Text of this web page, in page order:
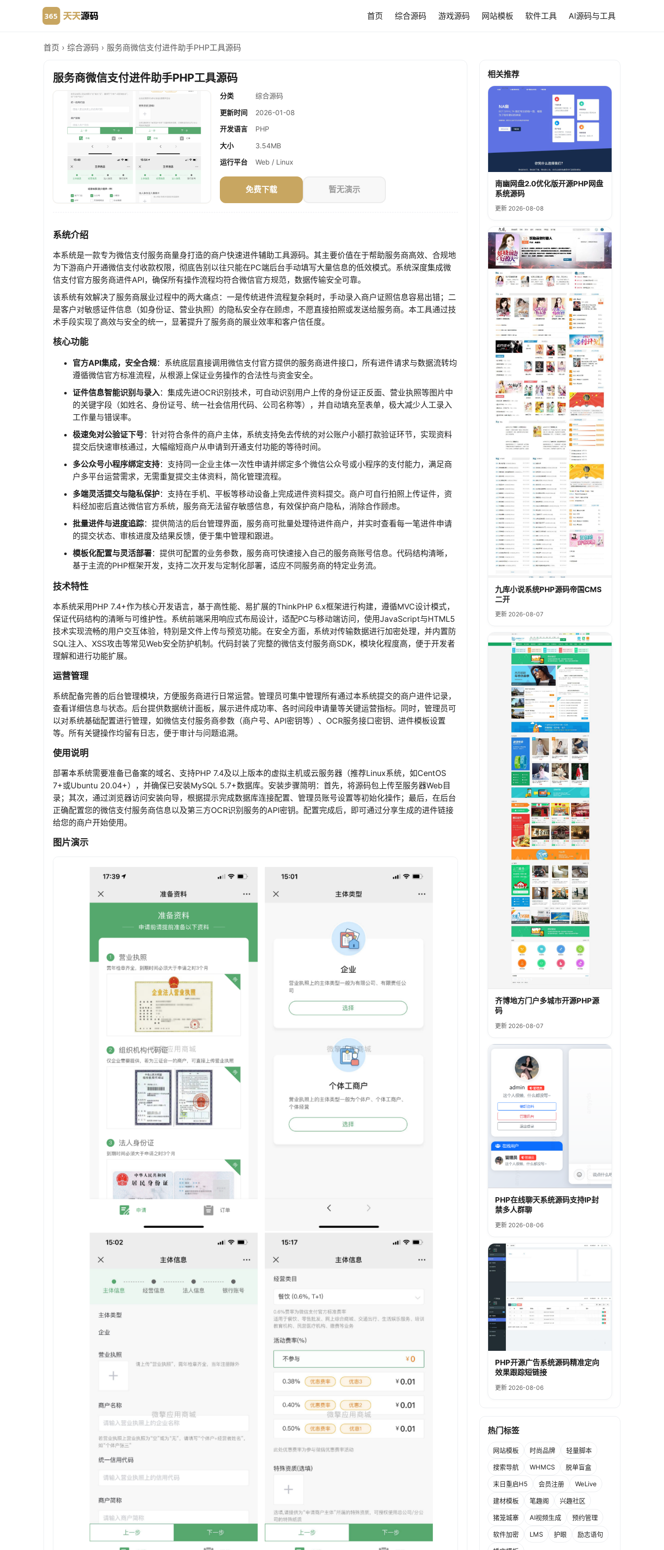
首页 综合源码 游戏源码 网站模板 软件工具 AI源码与工具
首页 › 综合源码 › 服务商微信支付进件助手PHP工具源码
服务商微信支付进件助手PHP工具源码
分类
综合源码
更新时间
2026-01-08
开发语言
PHP
大小
3.54MB
运行平台
Web / Linux
免费下载 暂无演示
系统介绍
本系统是一款专为微信支付服务商量身打造的商户快速进件辅助工具源码。其主要价值在于帮助服务商高效、合规地
为下游商户开通微信支付收款权限，彻底告别以往只能在PC端后台手动填写大量信息的低效模式。系统深度集成微
信支付官方服务商进件API，确保所有操作流程均符合微信官方规范，数据传输安全可靠。
该系统有效解决了服务商展业过程中的两大痛点：一是传统进件流程复杂耗时，手动录入商户证照信息容易出错；二
是客户对敏感证件信息（如身份证、营业执照）的隐私安全存在顾虑，不愿直接拍照或发送给服务商。本工具通过技
术手段实现了高效与安全的统一，显著提升了服务商的展业效率和客户信任度。
核心功能
官方API集成，安全合规：系统底层直接调用微信支付官方提供的服务商进件接口，所有进件请求与数据流转均
遵循微信官方标准流程，从根源上保证业务操作的合法性与资金安全。
证件信息智能识别与录入：集成先进OCR识别技术，可自动识别用户上传的身份证正反面、营业执照等图片中
的关键字段（如姓名、身份证号、统一社会信用代码、公司名称等），并自动填充至表单，极大减少人工录入
工作量与错误率。
极速免对公验证下号：针对符合条件的商户主体，系统支持免去传统的对公账户小额打款验证环节，实现资料
提交后快速审核通过，大幅缩短商户从申请到开通支付功能的等待时间。
多公众号小程序绑定支持：支持同一企业主体一次性申请并绑定多个微信公众号或小程序的支付能力，满足商
户多平台运营需求，无需重复提交主体资料，简化管理流程。
多端灵活提交与隐私保护：支持在手机、平板等移动设备上完成进件资料提交。商户可自行拍照上传证件，资
料经加密后直达微信官方系统，服务商无法留存敏感信息，有效保护商户隐私，消除合作顾虑。
批量进件与进度追踪：提供简洁的后台管理界面，服务商可批量处理待进件商户，并实时查看每一笔进件申请
的提交状态、审核进度及结果反馈，便于集中管理和跟进。
模板化配置与灵活部署：提供可配置的业务参数，服务商可快速接入自己的服务商账号信息。代码结构清晰，
基于主流的PHP框架开发，支持二次开发与定制化部署，适应不同服务商的特定业务流。
技术特性
本系统采用PHP 7.4+作为核心开发语言，基于高性能、易扩展的ThinkPHP 6.x框架进行构建，遵循MVC设计模式，
保证代码结构的清晰与可维护性。系统前端采用响应式布局设计，适配PC与移动端访问，使用JavaScript与HTML5
技术实现流畅的用户交互体验，特别是文件上传与预览功能。在安全方面，系统对传输数据进行加密处理，并内置防
SQL注入、XSS攻击等常见Web安全防护机制。代码封装了完整的微信支付服务商SDK，模块化程度高，便于开发者
理解和进行功能扩展。
运营管理
系统配备完善的后台管理模块，方便服务商进行日常运营。管理员可集中管理所有通过本系统提交的商户进件记录，
查看详细信息与状态。后台提供数据统计面板，展示进件成功率、各时间段申请量等关键运营指标。同时，管理员可
以对系统基础配置进行管理，如微信支付服务商参数（商户号、API密钥等）、OCR服务接口密钥、进件模板设置
等。所有关键操作均留有日志，便于审计与问题追溯。
使用说明
部署本系统需要准备已备案的域名、支持PHP 7.4及以上版本的虚拟主机或云服务器（推荐Linux系统，如CentOS
7+或Ubuntu 20.04+），并确保已安装MySQL 5.7+数据库。安装步骤简明：首先，将源码包上传至服务器Web目
录；其次，通过浏览器访问安装向导，根据提示完成数据库连接配置、管理员账号设置等初始化操作；最后，在后台
正确配置您的微信支付服务商信息以及第三方OCR识别服务的API密钥。配置完成后，即可通过分享生成的进件链接
给您的商户开始使用。
图片演示
相关推荐
南幽网盘2.0优化版开源PHP网盘
系统源码
更新 2026-08-08
九库小说系统PHP源码帝国CMS
二开
更新 2026-08-07
齐博地方门户多城市开源PHP源
码
更新 2026-08-07
PHP在线聊天系统源码支持IP封
禁多人群聊
更新 2026-08-06
PHP开源广告系统源码精准定向
效果跟踪短链接
更新 2026-08-06
热门标签
网站模板 时尚品牌 轻量脚本
搜索导航 WHMCS 脱单盲盒
末日重启H5 会员注册 WeLive
建材模板 笔趣阁 兴趣社区
猪笼城寨 AI视频生成 预约管理
软件加密 LMS 护眼 励志语句